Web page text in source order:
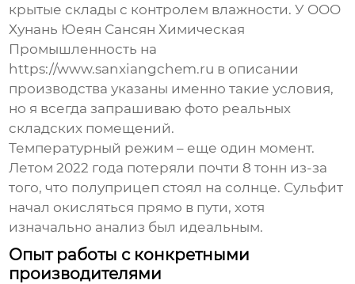
крытые склады с контролем влажности. У OOO
Хунань Юеян Сансян Химическая
Промышленность на
https://www.sanxiangchem.ru в описании
производства указаны именно такие условия,
но я всегда запрашиваю фото реальных
складских помещений.
Температурный режим – еще один момент.
Летом 2022 года потеряли почти 8 тонн из-за
того, что полуприцеп стоял на солнце. Сульфит
начал окисляться прямо в пути, хотя
изначально анализ был идеальным.
Опыт работы с конкретными
производителями